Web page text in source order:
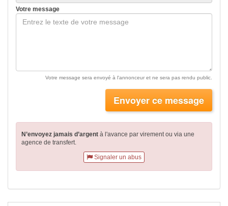
Votre message
Votre message sera envoyé à l'annonceur et ne sera pas rendu public.
Envoyer ce message
N’envoyez jamais d’argent à l'avance par virementou via une
agence de transfert.
Signaler un abus